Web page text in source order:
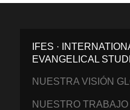
IFES ·
EVANGELICAL
NUESTRA VISIÓN
NUESTRO TRABAJO